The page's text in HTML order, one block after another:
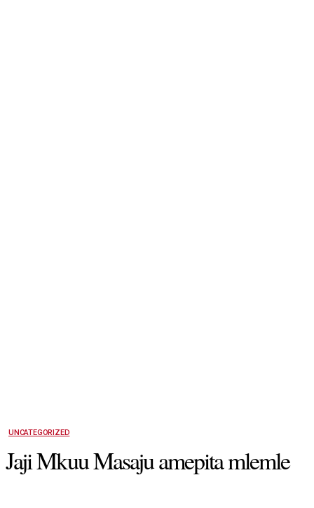
UNCATEGORIZED
Jaji Mkuu Masaju amepita mlemle